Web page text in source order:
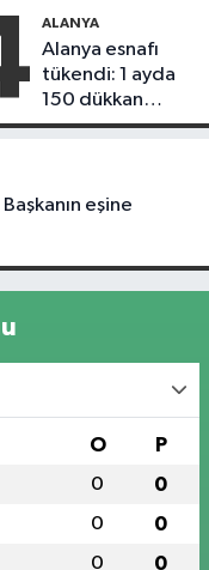
ALANYA
Alanya esnafı
tükendi: 1 ayda
150 dükkan
kapandı
eşine
O P
0 0
0 0
0 0